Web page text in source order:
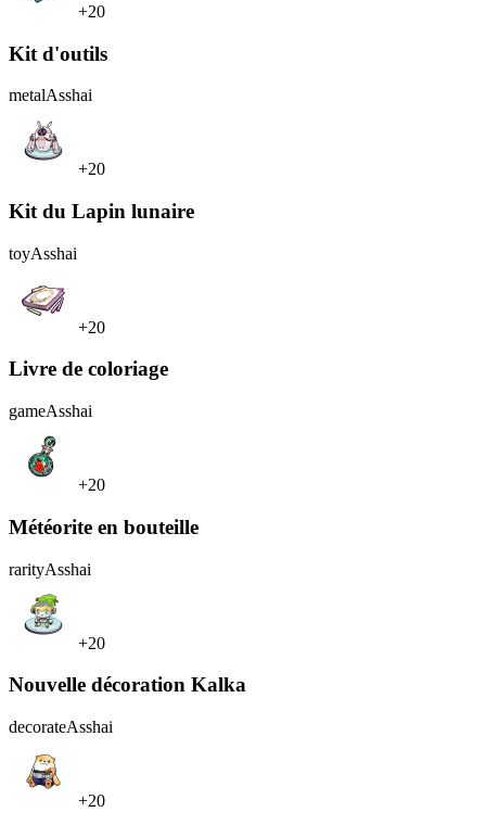
+20
Kit d'outils
metalAsshai
+20
Kit du Lapin lunaire
toyAsshai
+20
Livre de coloriage
gameAsshai
+20
Météorite en bouteille
rarityAsshai
+20
Nouvelle décoration Kalka
decorateAsshai
+20